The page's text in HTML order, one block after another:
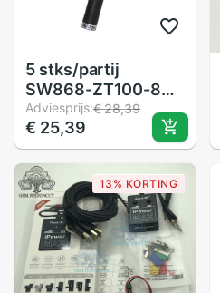
5 stks/partij
SW868-ZT100-868
MHz rf antenne
100mm SMA
interface Rechte
Staaf Antennes
Adviesprijs:€ 28,39
€ 25,39
13% KORTING